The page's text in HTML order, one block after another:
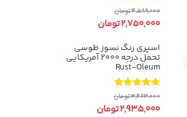
نمره5.00از
2,750,000تومان
4,589,000تومان
اسپری رنگ نسوز طوسی
تحمل درجه ۲۰۰۰ آمریکایی
Rust-Oleum
نمره5.00از
2,935,000تومان
3,463,000تومان